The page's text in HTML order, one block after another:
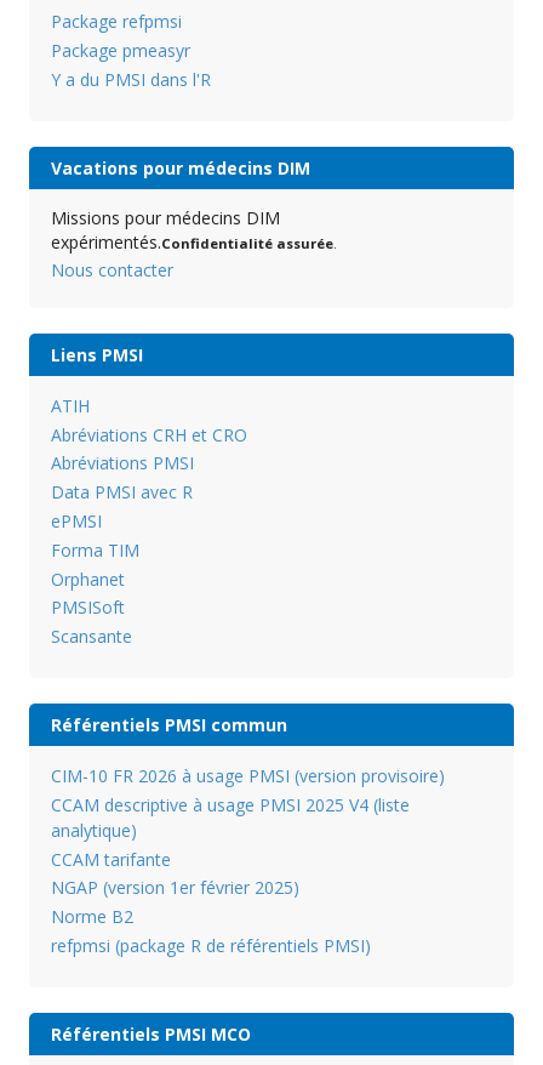
Package refpmsi
Package pmeasyr
Y a du PMSI dans l'R
Vacations pour médecins DIM
Missions pour médecins DIM
expérimentés.Confidentialité assurée.
Nous contacter
Liens PMSI
ATIH
Abréviations CRH et CRO
Abréviations PMSI
Data PMSI avec R
ePMSI
Forma TIM
Orphanet
PMSISoft
Scansante
Référentiels PMSI commun
CIM-10 FR 2026 à usage PMSI (version provisoire)
CCAM descriptive à usage PMSI 2025 V4 (liste
analytique)
CCAM tarifante
NGAP (version 1er février 2025)
Norme B2
refpmsi (package R de référentiels PMSI)
Référentiels PMSI MCO